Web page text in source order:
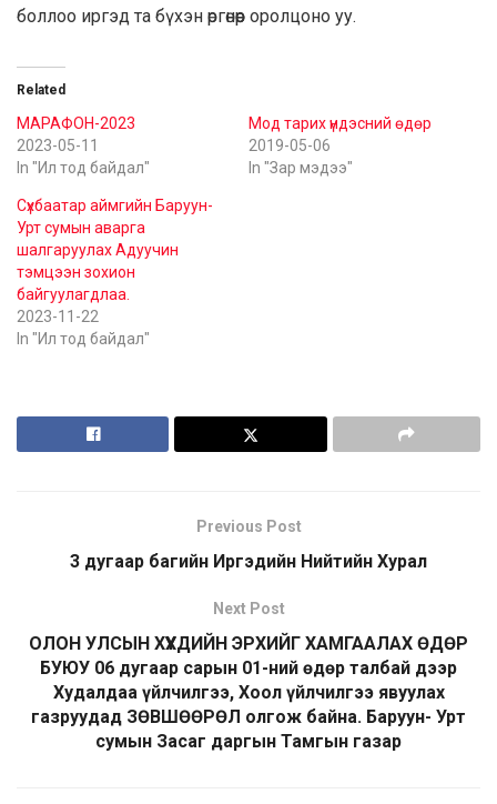
боллоо иргэд та бүхэн өргөнөөр оролцоно уу.
Related
МАРАФОН-2023
2023-05-11
In "Ил тод байдал"
Мод тарих үндэсний өдөр
2019-05-06
In "Зар мэдээ"
Сүхбаатар аймгийн Баруун-
Урт сумын аварга
шалгаруулах Адуучин
тэмцээн зохион
байгуулагдлаа.
2023-11-22
In "Ил тод байдал"
Previous Post
3 дугаар багийн Иргэдийн Нийтийн Хурал
Next Post
ОЛОН УЛСЫН ХҮҮХДИЙН ЭРХИЙГ ХАМГААЛАХ ӨДӨР
БУЮУ 06 дугаар сарын 01-ний өдөр талбай дээр
Худалдаа үйлчилгээ, Хоол үйлчилгээ явуулах
газруудад ЗӨВШӨӨРӨЛ олгож байна. Баруун- Урт
сумын Засаг даргын Тамгын газар